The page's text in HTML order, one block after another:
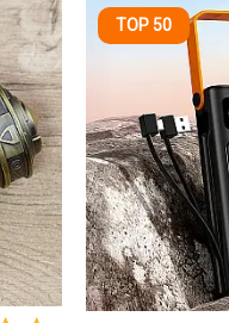
TOP 50